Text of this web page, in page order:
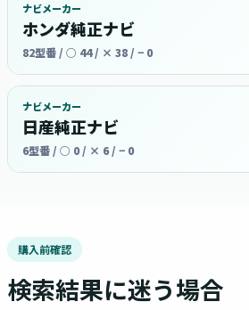
ナビメーカー
ホンダ純正ナビ
82型番 / ○ 44 / × 38 / − 0
ナビメーカー
日産純正ナビ
6型番 / ○ 0 / × 6 / − 0
購入前確認
検索結果に迷う場合